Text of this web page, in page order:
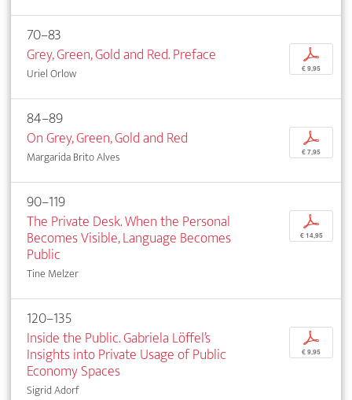
70–83
Grey, Green, Gold and Red. Preface
Uriel Orlow
p
€ 9,95
84–89
On Grey, Green, Gold and Red
Margarida Brito Alves
p
€ 7,95
90–119
The Private Desk. When the Personal
Becomes Visible, Language Becomes
Public
Tine Melzer
p
€ 14,95
120–135
Inside the Public. Gabriela Löffel’s
Insights into Private Usage of Public
Economy Spaces
Sigrid Adorf
p
€ 9,95